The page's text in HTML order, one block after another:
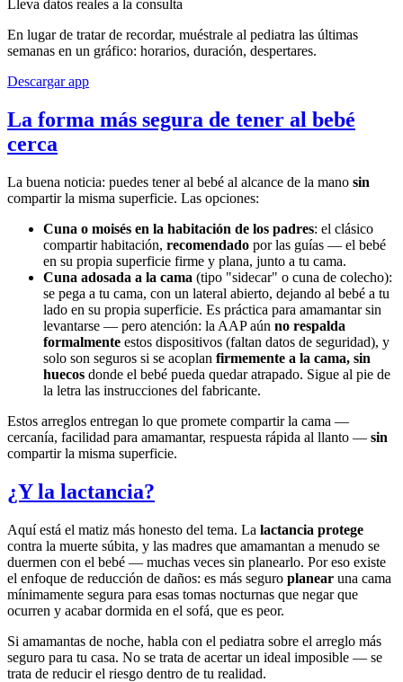
Lleva datos reales a la consulta
En lugar de tratar de recordar, muéstrale al pediatra las últimas
semanas en un gráfico: horarios, duración, despertares.
Descargar app
La forma más segura de tener al bebé
cerca
La buena noticia: puedes tener al bebé al alcance de la mano sin
compartir la misma superficie. Las opciones:
Cuna o moisés en la habitación de los padres: el clásico
compartir habitación, recomendado por las guías — el bebé
en su propia superficie firme y plana, junto a tu cama.
Cuna adosada a la cama (tipo "sidecar" o cuna de colecho):
se pega a tu cama, con un lateral abierto, dejando al bebé a tu
lado en su propia superficie. Es práctica para amamantar sin
levantarse — pero atención: la AAP aún no respalda
formalmente estos dispositivos (faltan datos de seguridad), y
solo son seguros si se acoplan firmemente a la cama, sin
huecos donde el bebé pueda quedar atrapado. Sigue al pie de
la letra las instrucciones del fabricante.
Estos arreglos entregan lo que promete compartir la cama —
cercanía, facilidad para amamantar, respuesta rápida al llanto — sin
compartir la misma superficie.
¿Y la lactancia?
Aquí está el matiz más honesto del tema. La lactancia protege
contra la muerte súbita, y las madres que amamantan a menudo se
duermen con el bebé — muchas veces sin planearlo. Por eso existe
el enfoque de reducción de daños: es más seguro planear una cama
mínimamente segura para esas tomas nocturnas que negar que
ocurren y acabar dormida en el sofá, que es peor.
Si amamantas de noche, habla con el pediatra sobre el arreglo más
seguro para tu casa. No se trata de acertar un ideal imposible — se
trata de reducir el riesgo dentro de tu realidad.